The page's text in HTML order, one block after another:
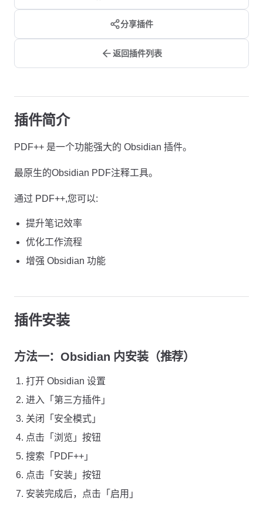
分享插件
返回插件列表
插件简介
PDF++ 是一个功能强大的 Obsidian 插件。
最原生的Obsidian PDF注释工具。
通过 PDF++,您可以:
提升笔记效率
优化工作流程
增强 Obsidian 功能
插件安装
方法一：Obsidian 内安装（推荐）
打开 Obsidian 设置
进入「第三方插件」
关闭「安全模式」
点击「浏览」按钮
搜索「PDF++」
点击「安装」按钮
安装完成后，点击「启用」